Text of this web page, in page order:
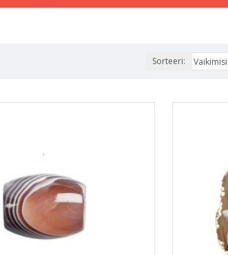
Sorteeri: